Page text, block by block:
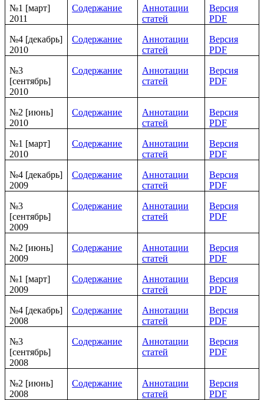
№1 [март]
2011
Содержание
Аннотации
статей
Версия
PDF
№4 [декабрь]
2010
Содержание
Аннотации
статей
Версия
PDF
№3
[сентябрь]
2010
Содержание
Аннотации
статей
Версия
PDF
№2 [июнь]
2010
Содержание
Аннотации
статей
Версия
PDF
№1 [март]
2010
Содержание
Аннотации
статей
Версия
PDF
№4 [декабрь]
2009
Содержание
Аннотации
статей
Версия
PDF
№3
[сентябрь]
2009
Содержание
Аннотации
статей
Версия
PDF
№2 [июнь]
2009
Содержание
Аннотации
статей
Версия
PDF
№1 [март]
2009
Содержание
Аннотации
статей
Версия
PDF
№4 [декабрь]
2008
Содержание
Аннотации
статей
Версия
PDF
№3
[сентябрь]
2008
Содержание
Аннотации
статей
Версия
PDF
№2 [июнь]
2008
Содержание
Аннотации
статей
Версия
PDF